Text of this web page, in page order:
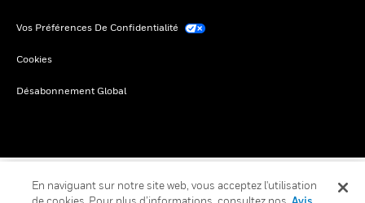
Vos Préférences De Confidentialité
Cookies
Désabonnement Global
En naviguant sur notre site web, vous acceptez l'utilisation